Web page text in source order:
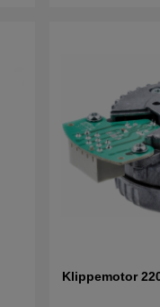
Klippemotor